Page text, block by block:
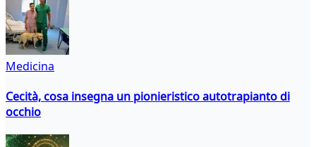
Medicina
Cecità, cosa insegna un pionieristico autotrapianto di
occhio